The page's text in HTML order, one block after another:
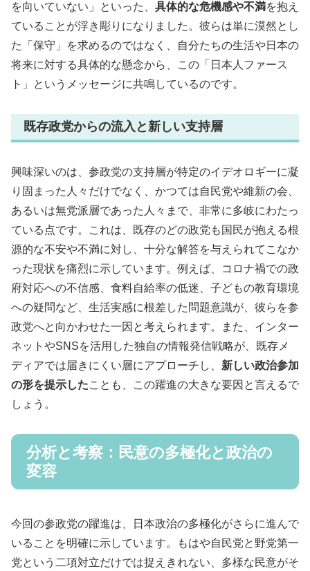
を向いていない」といった、 具体的な危機感や不満を抱え
ていることが浮き彫りになりました。彼らは単に漠然とし
た「保守」を求めるのではなく、自分たちの生活や日本の
将来に対する具体的な懸念から、この「日本人ファース
ト」というメッセージに共鳴しているのです。
既存政党からの流入と新しい支持層
興味深いのは、参政党の支持層が特定のイデオロギーに凝
り固まった人々だけでなく、かつては自民党や維新の会、
あるいは無党派層であった人々まで、非常に多岐にわたっ
ている点です。これは、既存のどの政党も国民が抱える根
源的な不安や不満に対し、十分な解答を与えられてこなか
った現状を痛烈に示しています。例えば、コロナ禍での政
府対応への不信感、食料自給率の低迷、子どもの教育環境
への疑問など、生活実感に根差した問題意識が、彼らを参
政党へと向かわせた一因と考えられます。また、インター
ネットやSNSを活用した独自の情報発信戦略が、既存メ
ディアでは届きにくい層にアプローチし、 新しい政治参加
の形を提示したことも、この躍進の大きな要因と言えるで
しょう。
分析と考察：民意の多極化と政治の
変容
今回の参政党の躍進は、日本政治の多極化がさらに進んで
いることを明確に示しています。もはや自民党と野党第一
党という二項対立だけでは捉えきれない、多様な民意がそ